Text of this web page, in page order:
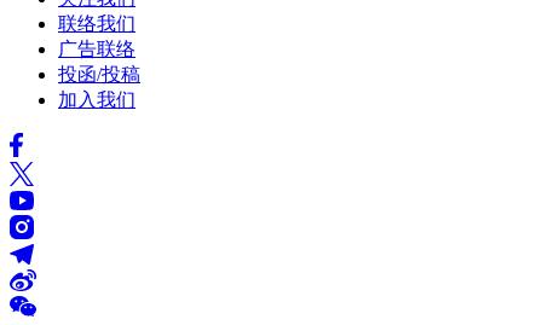
联络我们
广告联络
投函/投稿
加入我们